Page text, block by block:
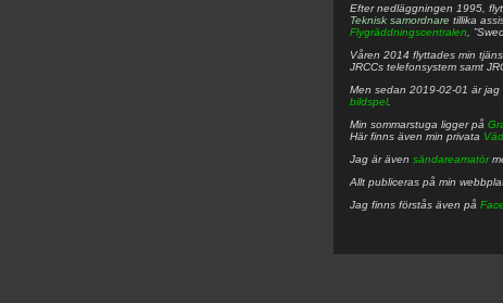
Efter nedläggningen 1995,
Teknisk samordnare tillika
Flygräddningscentralen ,
Våren 2014 flyttades min
JRCCs telefonsystem samt
Men sedan 2019-02-01 är
bildspel.
Min sommarstuga ligger på
Här finns även min privata
Jag är även sändareamatör
Allt publiceras på min
Jag finns förstås även på